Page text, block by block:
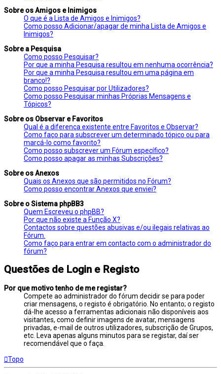
Sobre os Amigos e Inimigos
O que é a Lista de Amigos e Inimigos?
Como posso Adicionar/apagar de minha Lista de Amigos e
Inimigos?
Sobre a Pesquisa
Como posso Pesquisar?
Por que a minha Pesquisa resultou em nenhuma ocorrência?
Por que a minha Pesquisa resultou em uma página em
branco!?
Como posso Pesquisar por Utilizadores?
Como posso Pesquisar minhas Próprias Mensagens e
Tópicos?
Sobre os Observar e Favoritos
Qual é a diferença existente entre Favoritos e Observar?
Como faço para subscrever um determinado tópico ou para
marcá-lo como favorito?
Como posso subscrever um Fórum específico?
Como posso apagar as minhas Subscrições?
Sobre os Anexos
Quais os Anexos que são permitidos no Fórum?
Como posso encontrar Anexos que enviei?
Sobre o Sistema phpBB3
Quem Escreveu o phpBB?
Por que não existe a Função X?
Contactos sobre questões abusivas e/ou ilegais relativas ao
Fórum.
Como faço para entrar em contacto com o administrador do
fórum?
Questões de Login e Registo
Por que motivo tenho de me registar?
Compete ao administrador do fórum decidir se para poder
criar mensagens, o registo é obrigatório. No entanto; o registo
dá-lhe acesso a ferramentas adicionais não disponíveis aos
visitantes, como definir imagens de avatar, mensagens
privadas, e-mail de outros utilizadores, subscrição de Grupos,
etc. Leva apenas alguns minutos para se registar, daí ser
recomendável que o faça.
Topo